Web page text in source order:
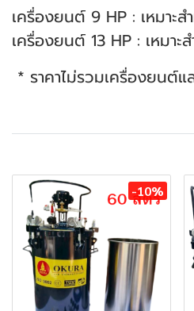
เครื่องยนต์ 9 HP : เหมาะ
เครื่องยนต์ 13 HP : เหมา
* ราคาไม่รวมเครื่องยนต์แ
-10%